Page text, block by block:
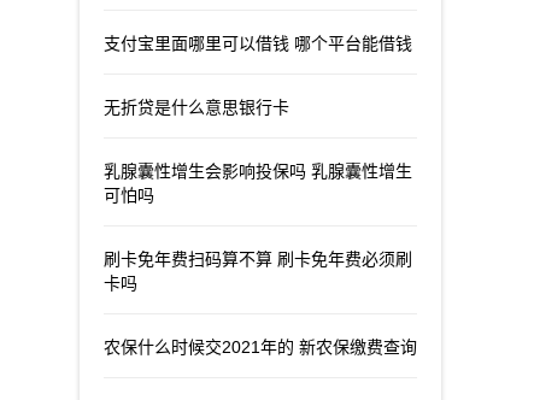
支付宝里面哪里可以借钱 哪个平台能借钱
无折贷是什么意思银行卡
乳腺囊性增生会影响投保吗 乳腺囊性增生
可怕吗
刷卡免年费扫码算不算 刷卡免年费必须刷
卡吗
农保什么时候交2021年的 新农保缴费查询